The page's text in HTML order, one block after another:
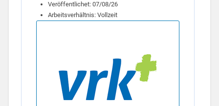
Veröffentlichet: 07/08/26
Arbeitsverhältnis: Vollzeit